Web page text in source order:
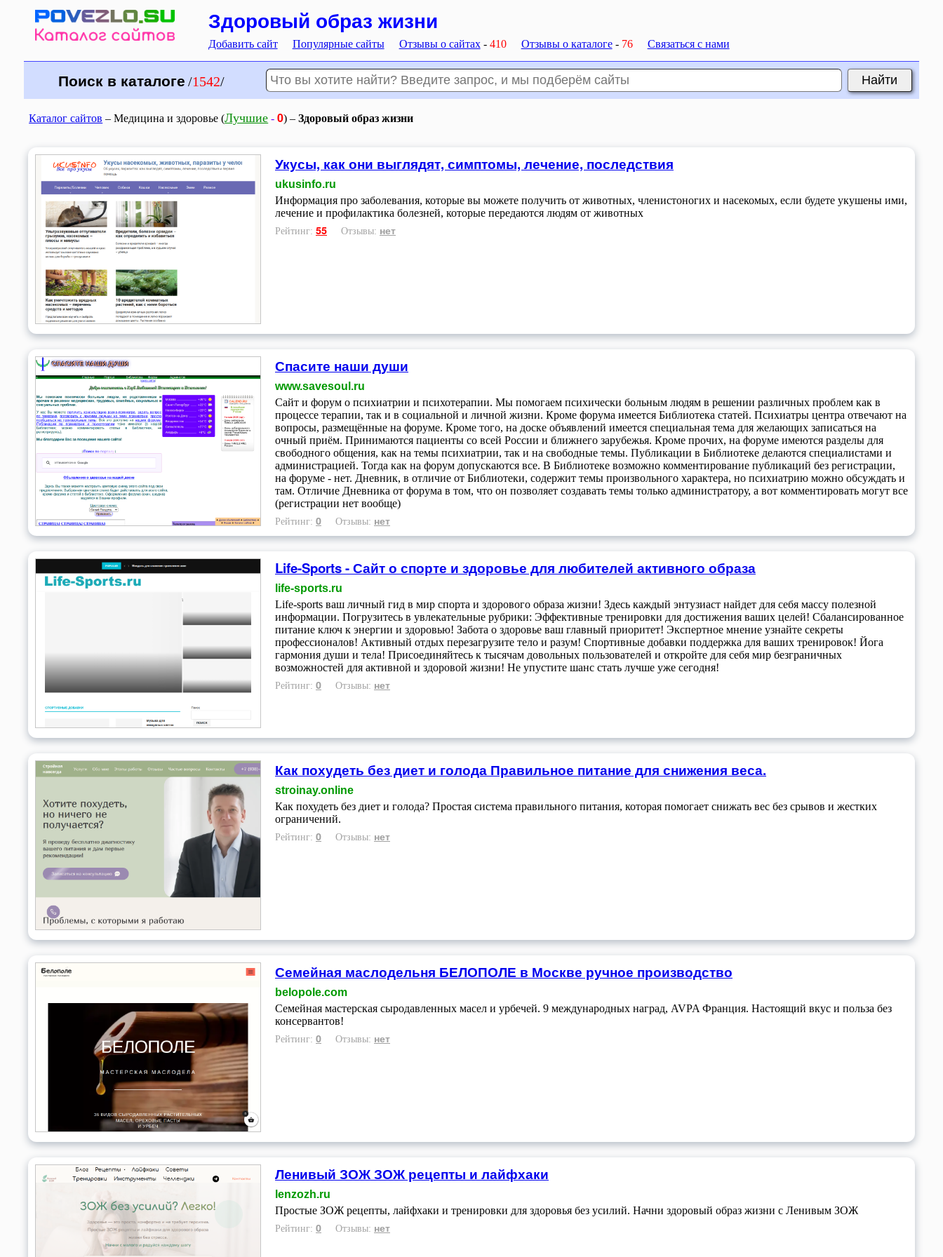
Здоровый образ жизни
Добавить сайт Популярные сайты Отзывы о сайтах- 410 Отзывы о каталоге- 76 Связаться с нами
Поиск в каталоге /1542/
Каталог сайтов – Медицина и здоровье (Лучшие - 0) –Здоровый образ жизни
Укусы, как они выглядят, симптомы, лечение, последствия
ukusinfo.ru
Информация про заболевания, которые вы можете получить от животных, членистоногих и насекомых, если будете укушены ими,
лечение и профилактика болезней, которые передаются людям от животных
Рейтинг: 55 Отзывы: нет
Спасите наши души
www.savesoul.ru
Сайт и форум о психиатрии и психотерапии. Мы помогаем психически больным людям в решении различных проблем как в
процессе терапии, так и в социальной и личной жизни. Кроме форума имеется Библиотека статей. Психиатры центра отвечают на
вопросы, размещённые на форуме. Кроме того, на доске объявлений имеется специальная тема для желающих записаться на
очный приём. Принимаются пациенты со всей России и ближнего зарубежья. Кроме прочих, на форуме имеются разделы для
свободного общения, как на темы психиатрии, так и на свободные темы. Публикации в Библиотеке делаются специалистами и
администрацией. Тогда как на форум допускаются все. В Библиотеке возможно комментирование публикаций без регистрации,
на форуме - нет. Дневник, в отличие от Библиотеки, содержит темы произвольного характера, но психиатрию можно обсуждать и
там. Отличие Дневника от форума в том, что он позволяет создавать темы только администратору, а вот комментировать могут все
(регистрации нет вообще)
Рейтинг: 0 Отзывы: нет
Life-Sports - Сайт о спорте и здоровье для любителей активного образа
life-sports.ru
Life-sports ваш личный гид в мир спорта и здорового образа жизни! Здесь каждый энтузиаст найдет для себя массу полезной
информации. Погрузитесь в увлекательные рубрики: Эффективные тренировки для достижения ваших целей! Сбалансированное
питание ключ к энергии и здоровью! Забота о здоровье ваш главный приоритет! Экспертное мнение узнайте секреты
профессионалов! Активный отдых перезагрузите тело и разум! Спортивные добавки поддержка для ваших тренировок! Йога
гармония души и тела! Присоединяйтесь к тысячам довольных пользователей и откройте для себя мир безграничных
возможностей для активной и здоровой жизни! Не упустите шанс стать лучше уже сегодня!
Рейтинг: 0 Отзывы: нет
Как похудеть без диет и голода Правильное питание для снижения веса.
stroinay.online
Как похудеть без диет и голода? Простая система правильного питания, которая помогает снижать вес без срывов и жестких
ограничений.
Рейтинг: 0 Отзывы: нет
Семейная маслодельня БЕЛОПОЛЕ в Москве ручное производство
belopole.com
Семейная мастерская сыродавленных масел и урбечей. 9 международных наград, AVPA Франция. Настоящий вкус и польза без
консервантов!
Рейтинг: 0 Отзывы: нет
Ленивый ЗОЖ ЗОЖ рецепты и лайфхаки
lenzozh.ru
Простые ЗОЖ рецепты, лайфхаки и тренировки для здоровья без усилий. Начни здоровый образ жизни с Ленивым ЗОЖ
Рейтинг: 0 Отзывы: нет